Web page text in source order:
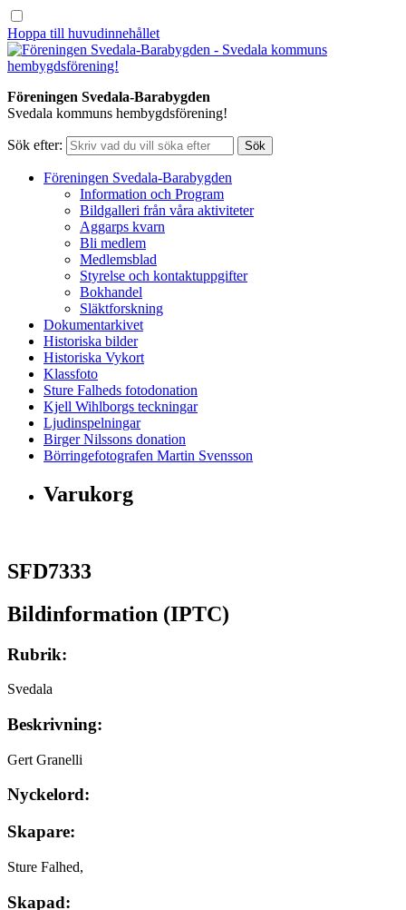
Hoppa till huvudinnehållet
Föreningen Svedala-Barabygden
Svedala kommuns hembygdsförening!
Sök efter:
Föreningen Svedala-Barabygden
Information och Program
Bildgalleri från våra aktiviteter
Aggarps kvarn
Bli medlem
Medlemsblad
Styrelse och kontaktuppgifter
Bokhandel
Släktforskning
Dokumentarkivet
Historiska bilder
Historiska Vykort
Klassfoto
Sture Falheds fotodonation
Kjell Wihlborgs teckningar
Ljudinspelningar
Birger Nilssons donation
Börringefotografen Martin Svensson
Varukorg
SFD7333
Bildinformation (IPTC)
Rubrik:
Svedala
Beskrivning:
Gert Granelli
Nyckelord:
Skapare:
Sture Falhed,
Skapad: